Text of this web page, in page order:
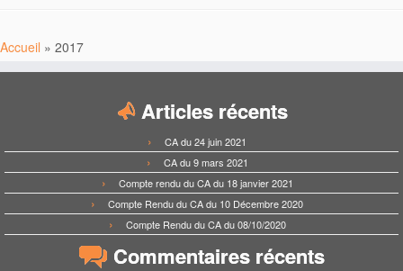
Accueil » 2017
Articles récents
CA du 24 juin 2021
CA du 9 mars 2021
Compte rendu du CA du 18 janvier 2021
Compte Rendu du CA du 10 Décembre 2020
Compte Rendu du CA du 08/10/2020
Commentaires récents